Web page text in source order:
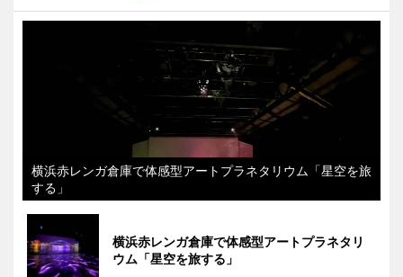
横浜赤レンガ倉庫で体感型アートプラネタリウム「星空を旅
する」
横浜赤レンガ倉庫で体感型アートプラネタリ
ウム「星空を旅する」